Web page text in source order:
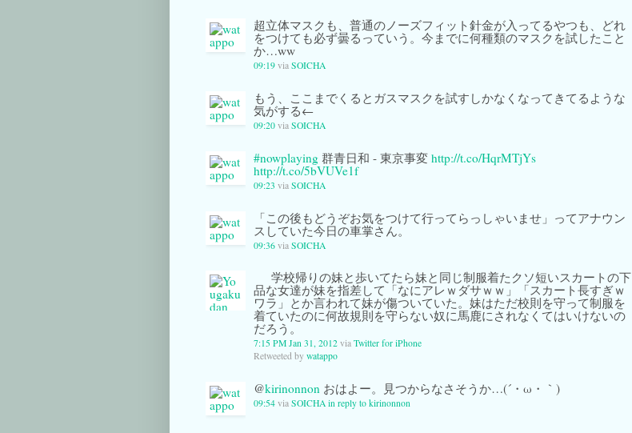
超立体マスクも、普通のノーズフィット針金が入ってるやつも、どれ
をつけても必ず曇るっていう。今までに何種類のマスクを試したこと
か…ww
09:19 via SOICHA
もう、ここまでくるとガスマスクを試すしかなくなってきてるような
気がする←
09:20 via SOICHA
#nowplaying 群青日和 - 東京事変 http://t.co/HqrMTjYs
http://t.co/5bVUVe1f
09:23 via SOICHA
「この後もどうぞお気をつけて行ってらっしゃいませ」ってアナウン
スしていた今日の車掌さん。
09:36 via SOICHA
学校帰りの妹と歩いてたら妹と同じ制服着たクソ短いスカートの下
品な女達が妹を指差して「なにアレｗダサｗｗ」「スカート長すぎｗ
ワラ」とか言われて妹が傷ついていた。妹はただ校則を守って制服を
着ていたのに何故規則を守らない奴に馬鹿にされなくてはいけないの
だろう。
7:15 PM Jan 31, 2012 via Twitter for iPhone
Retweeted by watappo
@kirinonnon おはよー。見つからなさそうか…(´・ω・｀)
09:54 via SOICHA in reply to kirinonnon